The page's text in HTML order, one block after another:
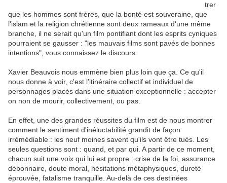
trer
que les hommes sont frères, que la bonté est souveraine, que
l'islam et la religion chrétienne sont deux rameaux d'une même
branche, il ne serait qu'un film pontifiant dont les esprits cyniques
pourraient se gausser : "les mauvais films sont pavés de bonnes
intentions", vous connaissez le discours.
Xavier Beauvois nous emmène bien plus loin que ça. Ce qu'il
nous donne à voir, c'est l'itinéraire collectif et individuel de
personnages placés dans une situation exceptionnelle : accepter
on non de mourir, collectivement, ou pas.
En effet, une des grandes réussites du film est de nous montrer
comment le sentiment d'inéluctabilité grandit de façon
irrémédiable : les neuf moines savent qu'ils vont être tués. Les
seules questions sont : quand, et par qui. A partir de ce moment,
chacun suit une voix qui lui est propre : crise de la foi, assurance
débonnaire, doute moral, hésitations métaphysiques, dureté
éprouvée, fatalisme tranquille. Au-delà de ces destinées